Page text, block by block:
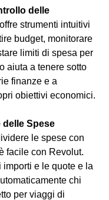
delle
strumenti intuitivi
budget, monitorare
limiti di spesa per
aiuta a tenere sotto
finanze e a
obiettivi economici.
Spese
le spese con
facile con Revolut.
importi e le quote e la
chi
per viaggi di